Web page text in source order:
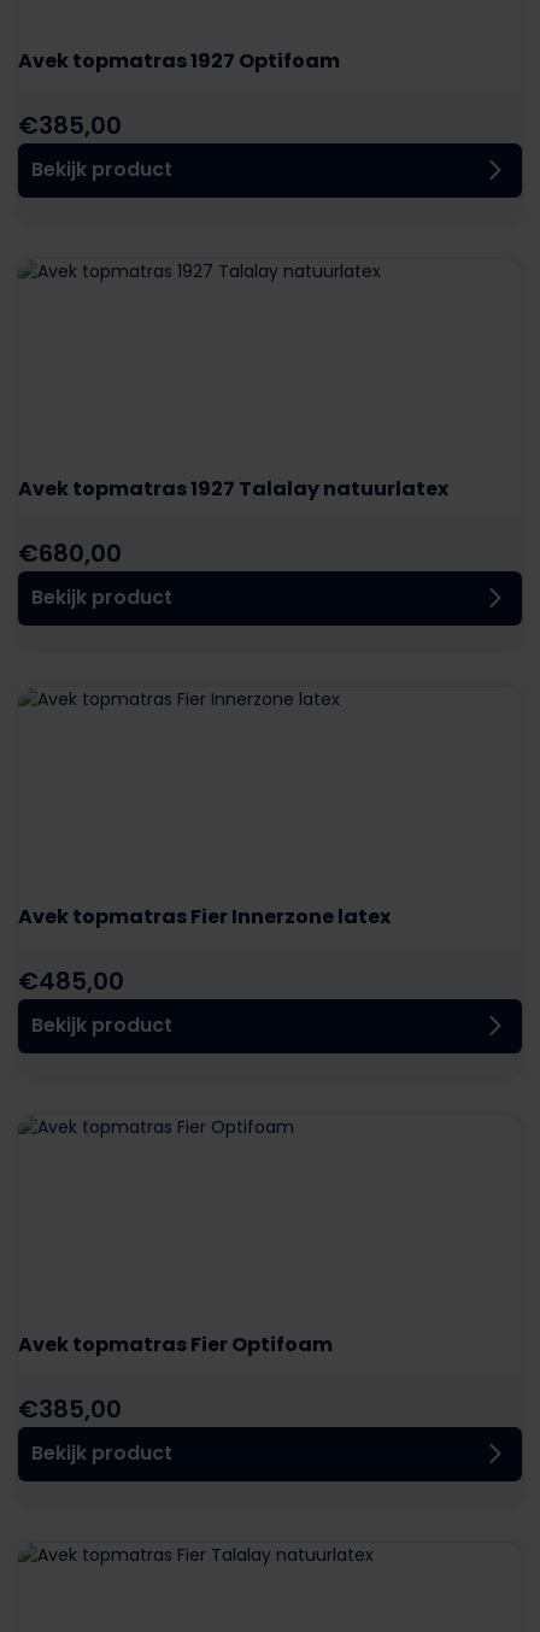
Avek topmatras 1927 Optifoam
€385,00
Bekijk product
Avek topmatras 1927 Talalay natuurlatex
€680,00
Bekijk product
Avek topmatras Fier Innerzone latex
€485,00
Bekijk product
Avek topmatras Fier Optifoam
€385,00
Bekijk product